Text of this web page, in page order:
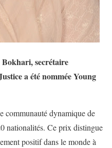
Bokhari, secrétaire
a été nommée Young
communauté dynamique de
nationalités. Ce prix distingue
positif dans le monde à